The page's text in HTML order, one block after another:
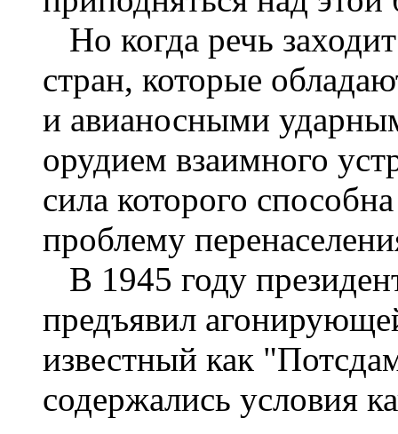
Но когда речь
стран, которые
и авианосными
орудием взаимного
сила которого
проблему
В 1945 году
предъявил
известный как
содержались условия